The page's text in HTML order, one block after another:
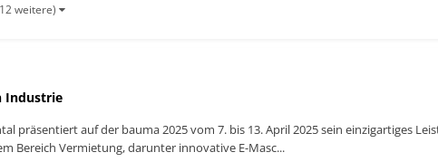
weitere)
Industrie
präsentiert auf der bauma 2025 vom 7. bis 13. April 2025 sein einzigartiges
Bereich Vermietung, darunter innovative E-Masc...